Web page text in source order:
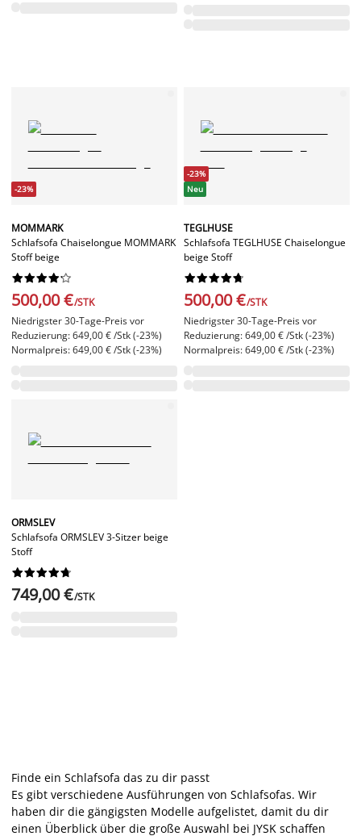
-23%
MOMMARK
Schlafsofa Chaiselongue MOMMARK
Stoff beige






500,00 €/STK
Niedrigster 30-Tage-Preis vor
Reduzierung: 649,00 € /Stk (-23%)
Normalpreis: 649,00 € /Stk (-23%)
-23%
Neu
TEGLHUSE
Schlafsofa TEGLHUSE Chaiselongue
beige Stoff






500,00 €/STK
Niedrigster 30-Tage-Preis vor
Reduzierung: 649,00 € /Stk (-23%)
Normalpreis: 649,00 € /Stk (-23%)
ORMSLEV
Schlafsofa ORMSLEV 3-Sitzer beige
Stoff






749,00 €/STK
Finde ein Schlafsofa das zu dir passt
Es gibt verschiedene Ausführungen von Schlafsofas. Wir
haben dir die gängigsten Modelle aufgelistet, damit du dir
einen Überblick über die große Auswahl bei JYSK schaffen